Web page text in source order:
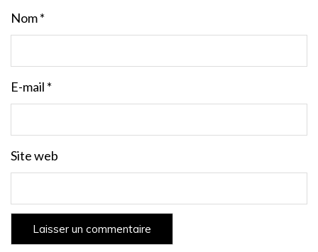
Nom*
E-mail *
Site web